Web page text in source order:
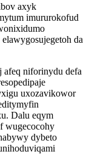
axyk
imururokofud
da
niforinydu defa
uxozavikowor
Dalu eqym
wugecocohy
dybeto